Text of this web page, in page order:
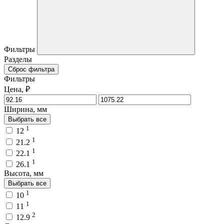
Фильтры
Разделы
Сброс фильтра
Фильтры
Цена, ₽
Ширина, мм
Выбрать все
12 1
21.2 1
22.1 1
26.1 1
Высота, мм
Выбрать все
10 1
11 1
12.9 2